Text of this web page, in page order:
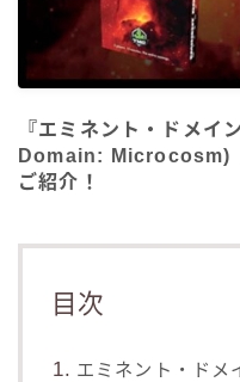
『エミネント・ドメ
Domain: Microcosm)
ご紹介！
目次
エミネント・ドメ